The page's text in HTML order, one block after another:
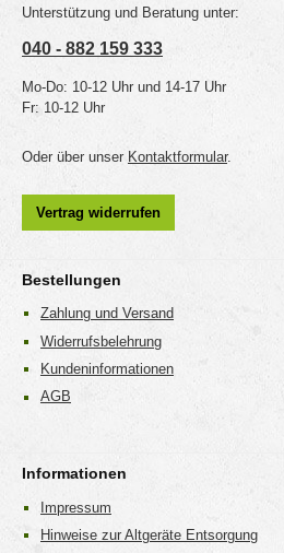
Unterstützung und Beratung unter:
040 - 882 159 333
Mo-Do: 10-12 Uhr und 14-17 Uhr
Fr: 10-12 Uhr
Oder über unser Kontaktformular.
Vertrag widerrufen
Bestellungen
Zahlung und Versand
Widerrufsbelehrung
Kundeninformationen
AGB
Informationen
Impressum
Hinweise zur Altgeräte Entsorgung